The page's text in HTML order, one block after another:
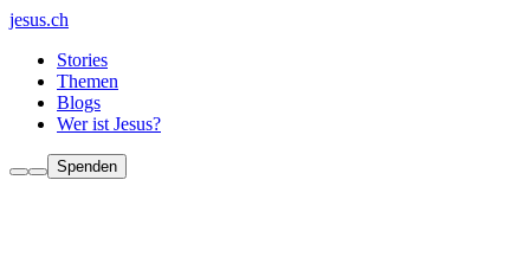
jesus.ch
Stories
Themen
Blogs
Wer ist Jesus?
Spenden